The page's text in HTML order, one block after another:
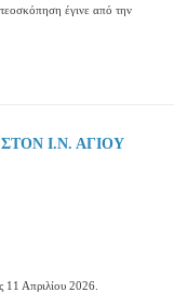
έγινε από την
Ι.Ν. ΑΓΙΟΥ
11 Απριλίου 2026.